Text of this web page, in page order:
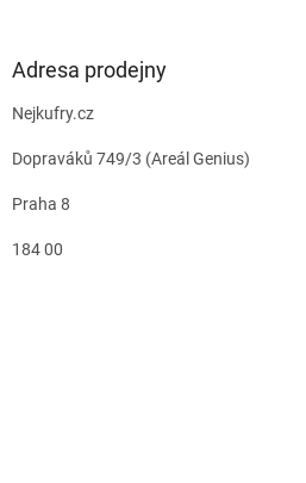
Adresa prodejny
Nejkufry.cz
Dopraváků 749/3 (Areál Genius)
Praha 8
184 00